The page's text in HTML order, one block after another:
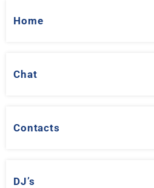
Home
Chat
Contacts
DJ’s